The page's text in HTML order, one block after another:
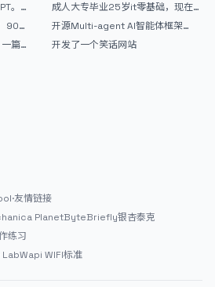
。
篇
成人大专毕业25岁it零基础，现在想
考软件设计师，有什么好的建议吗，
谢谢！
开源Multi-agent AI智能体框架
aevatar.ai，欢迎大家贡献代码
开发了一个笑话网站
·友情链接
PlanetByteBriefly银杏泰克
练习
Wapi WIFI标准